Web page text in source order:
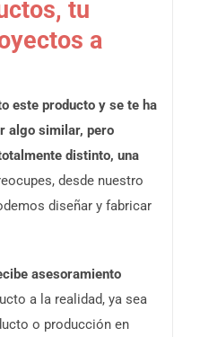
tu
a
este producto y se te ha
algo similar, pero
distinto, una
desde nuestro
diseñar y fabricar
asesoramiento
a la realidad, ya sea
o producción en